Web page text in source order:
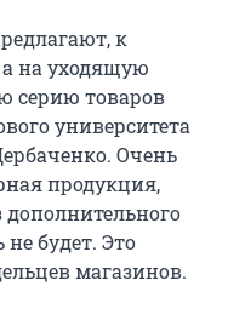
к
на уходящую
серию товаров
университета
Очень
продукция,
дополнительного
будет. Это
магазинов.